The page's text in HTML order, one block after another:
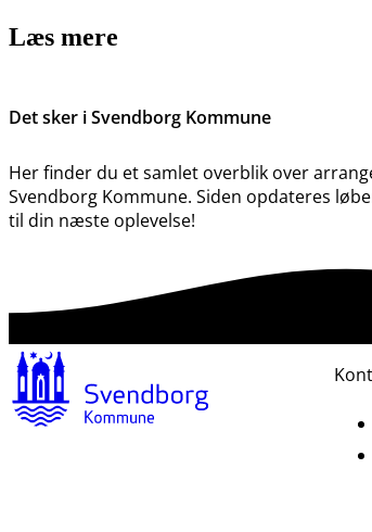
Læs mere
Det sker i Svendborg Kommune
Her finder du et samlet overblik over
Svendborg Kommune. Siden opdateres
til din næste oplevelse!